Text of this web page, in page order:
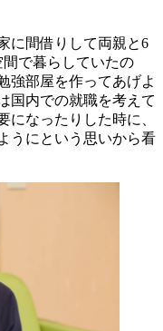
に間借りして両親と6
で暮らしていたの
強部屋を作ってあげよ
国内での就職を考えて
になったりした時に、
うにという思いから看